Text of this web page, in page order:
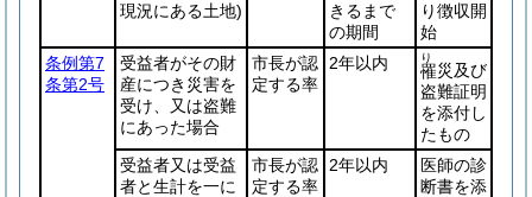
現況にある土地)
きるまで
の期間
り徴収開
始
条例第7
条第2号
受益者がその財
産につき災害を
受け、又は盗難
にあった場合
市長が認
定する率
2年以内 罹
り
災及び
盗難証明
を添付し
たもの
受益者又は受益
者と生計を一に
市長が認
定する率
2年以内
医師の診
断書を添